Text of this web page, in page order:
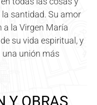
santidad. Su amor
a la Virgen María
su vida espiritual, y
una unión más
Y OBRAS